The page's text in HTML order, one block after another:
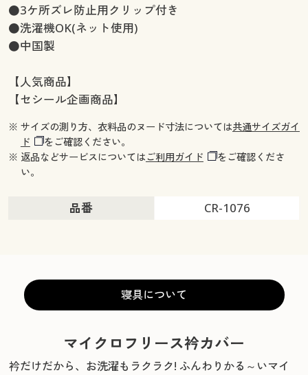
●3ケ所ズレ防止用クリップ付き
●洗濯機OK(ネット使用)
●中国製
【人気商品】
【セシール企画商品】
※ サイズの測り方、衣料品のヌード寸法については共通サイズガイ
ド
をご確認ください。
※ 返品などサービスについてはご利用ガイド
をご確認くださ
い。
品番 CR-1076
寝具について
マイクロフリース衿カバー
衿だけだから、お洗濯もラクラク! ふんわりかる～いマイ